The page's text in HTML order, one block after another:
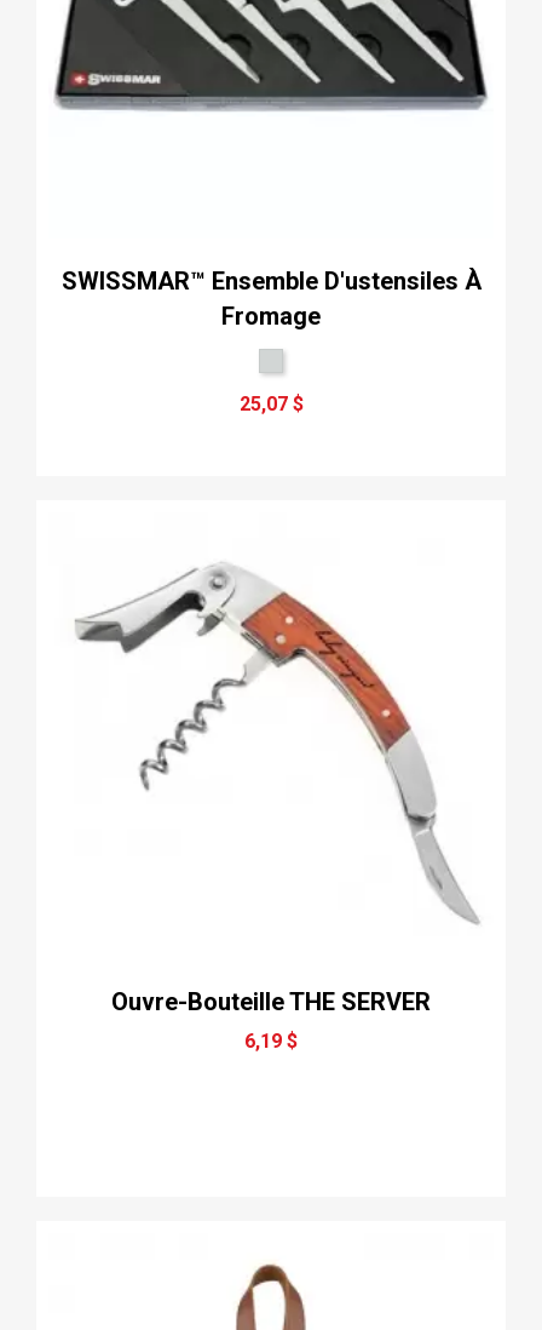
SWISSMAR™ Ensemble D'ustensiles À
Fromage
25,07 $
Ouvre-Bouteille THE SERVER
6,19 $